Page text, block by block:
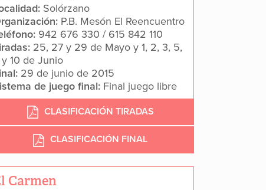
Solórzano
P.B. Mesón El Reencuentro
942 676 330 / 615 842 110
25, 27 y 29 de Mayo y 1, 2, 3, 5,
10 de Junio
29 de junio de 2015
de juego final: Final juego libre
CLASIFICACIÓN TIRADAS
CLASIFICACIÓN FINAL
Carmen